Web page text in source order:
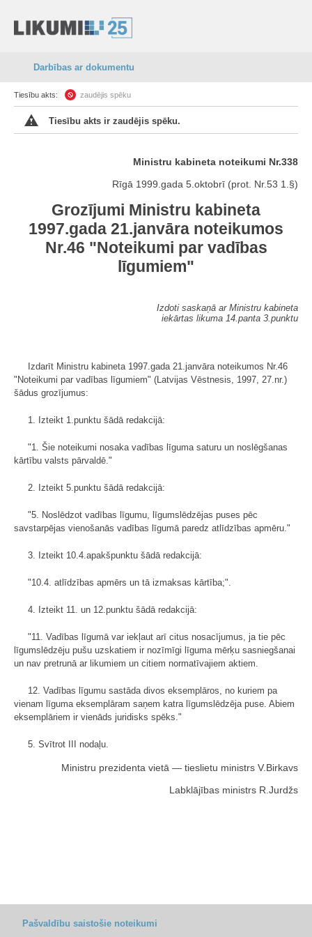
Darbības ar dokumentu
Tiesību akts: zaudējis spēku
Tiesību akts ir zaudējis spēku.
Ministru kabineta noteikumi Nr.338
Rīgā 1999.gada 5.oktobrī (prot. Nr.53 1.§)
Grozījumi Ministru kabineta
1997.gada 21.janvāra noteikumos
Nr.46 "Noteikumi par vadības
līgumiem"
Izdoti saskaņā ar Ministru kabineta
iekārtas likuma 14.panta 3.punktu
Izdarīt Ministru kabineta 1997.gada 21.janvāra noteikumos Nr.46
"Noteikumi par vadības līgumiem" (Latvijas Vēstnesis, 1997, 27.nr.)
šādus grozījumus:
1. Izteikt 1.punktu šādā redakcijā:
"1. Šie noteikumi nosaka vadības līguma saturu un noslēgšanas
kārtību valsts pārvaldē."
2. Izteikt 5.punktu šādā redakcijā:
"5. Noslēdzot vadības līgumu, līgumslēdzējas puses pēc
savstarpējas vienošanās vadības līgumā paredz atlīdzības apmēru."
3. Izteikt 10.4.apakšpunktu šādā redakcijā:
"10.4. atlīdzības apmērs un tā izmaksas kārtība;".
4. Izteikt 11. un 12.punktu šādā redakcijā:
"11. Vadības līgumā var iekļaut arī citus nosacījumus, ja tie pēc
līgumslēdzēju pušu uzskatiem ir nozīmīgi līguma mērķu sasniegšanai
un nav pretrunā ar likumiem un citiem normatīvajiem aktiem.
12. Vadības līgumu sastāda divos eksemplāros, no kuriem pa
vienam līguma eksemplāram saņem katra līgumslēdzēja puse. Abiem
eksemplāriem ir vienāds juridisks spēks."
5. Svītrot III nodaļu.
Ministru prezidenta vietā — tieslietu ministrs V.Birkavs
Labklājības ministrs R.Jurdžs
Pašvaldību saistošie noteikumi